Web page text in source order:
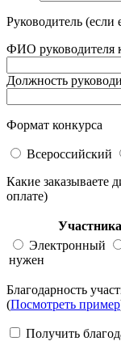
Руководитель (если
ФИО руководителя
Должность
Формат конкурса
Всероссийский
Какие заказываете
оплате)
Электронный
нужен
Благодарность
(Посмотреть пример
Получить